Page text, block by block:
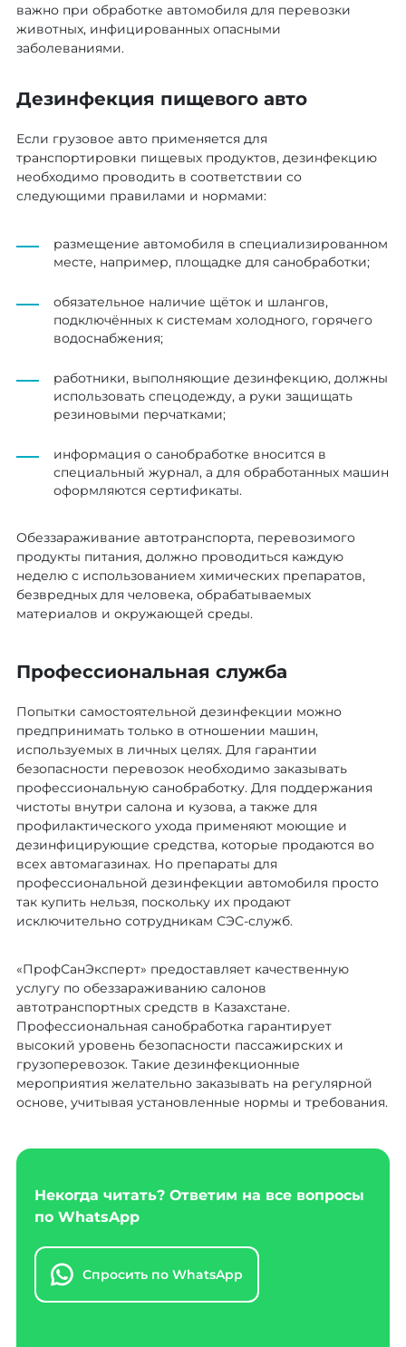
важно при обработке автомобиля для перевозки
животных, инфицированных опасными
заболеваниями.
Дезинфекция пищевого авто
Если грузовое авто применяется для
транспортировки пищевых продуктов, дезинфекцию
необходимо проводить в соответствии со
следующими правилами и нормами:
размещение автомобиля в специализированном
месте, например, площадке для санобработки;
обязательное наличие щёток и шлангов,
подключённых к системам холодного, горячего
водоснабжения;
работники, выполняющие дезинфекцию, должны
использовать спецодежду, а руки защищать
резиновыми перчатками;
информация о санобработке вносится в
специальный журнал, а для обработанных машин
оформляются сертификаты.
Обеззараживание автотранспорта, перевозимого
продукты питания, должно проводиться каждую
неделю с использованием химических препаратов,
безвредных для человека, обрабатываемых
материалов и окружающей среды.
Профессиональная служба
Попытки самостоятельной дезинфекции можно
предпринимать только в отношении машин,
используемых в личных целях. Для гарантии
безопасности перевозок необходимо заказывать
профессиональную санобработку. Для поддержания
чистоты внутри салона и кузова, а также для
профилактического ухода применяют моющие и
дезинфицирующие средства, которые продаются во
всех автомагазинах. Но препараты для
профессиональной дезинфекции автомобиля просто
так купить нельзя, поскольку их продают
исключительно сотрудникам СЭС-служб.
«ПрофСанЭксперт» предоставляет качественную
услугу по обеззараживанию салонов
автотранспортных средств в Казахстане.
Профессиональная санобработка гарантирует
высокий уровень безопасности пассажирских и
грузоперевозок. Такие дезинфекционные
мероприятия желательно заказывать на регулярной
основе, учитывая установленные нормы и требования.
Некогда читать? Ответим на все вопросы
по WhatsApp
Спросить по WhatsApp